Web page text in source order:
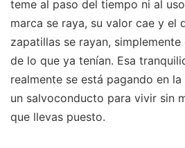
teme al paso del tiempo ni al
marca se raya, su valor cae y el
zapatillas se rayan,
de lo que ya tenían. Esa
realmente se está pagando en
un salvoconducto para vivir sin
que llevas puesto.